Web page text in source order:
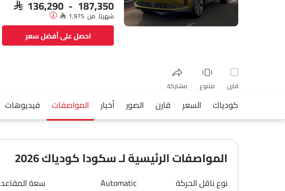
MM وعرضها 2133 MM وقاعدة عجلاتها 2791 MM.
SAR 136,290 - 187,350
شهريًا من SAR 1,975
احصل على أفضل سعر
قارن متنوع مشاركة
فيسبوك تويتر واتساب
كودياك السعر قارن الصور أخبار المواصفات فيديوهات
المواصفات الرئيسية لـ سكودا كودياك 2026
نوع ناقل الحركة Automatic سعة المقاعد